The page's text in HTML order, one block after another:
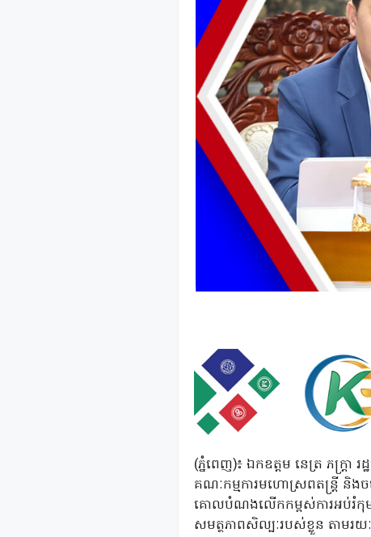
(ភ្នំពេញ)៖ ឯកឧត្តម នេត្រ ភក្ត្រ
គណៈកម្មការមហោស្រពតន្ត្រី និងច
គោលបំណងលើកកម្ពស់ការអប់រំកុម
សមត្ថភាពសិល្បៈរបស់ខ្លួន តាមរ